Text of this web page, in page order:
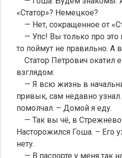
«Статор»? Немецкое?
— Нет, сокращенное от
— Упс! Вы только про это
то поймут не правильно. А
Статор Петрович окатил
взглядом:
— Я всю жизнь в
привык, сам недавно
помолчал. – Домой я еду.
— Так вы чё, в Стрежнево
Насторожился Гоша. – Его
нету.
— В паспорте у меня так